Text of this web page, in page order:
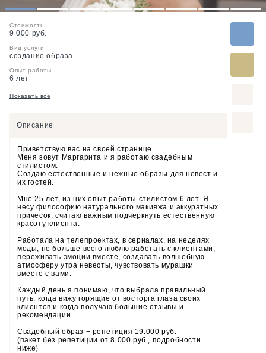
1 2 3 4 5 6 7 8
Стоимость
9 000 руб.
Вид услуги
создание образа
Опыт работы
6 лет
Показать все
Описание
Приветствую вас на своей странице.
Меня зовут Маргарита и я работаю свадебным
стилистом.
Создаю естественные и нежные образы для невест и
их гостей.
Мне 25 лет, из них опыт работы стилистом 6 лет. Я
несу философию натурального макияжа и аккуратных
причесок, считаю важным подчеркнуть естественную
красоту клиента.
Работала на телепроектах, в сериалах, на неделях
моды, но больше всего люблю работать с клиентами,
переживать эмоции вместе, создавать волшебную
атмосферу утра невесты, чувствовать мурашки
вместе с вами.
Каждый день я понимаю, что выбрала правильный
путь, когда вижу горящие от восторга глаза своих
клиентов и когда получаю большие отзывы и
рекомендации.
Свадебный образ + репетиция 19.000 руб.
(пакет без репетиции от 8.000 руб., подробности
ниже)